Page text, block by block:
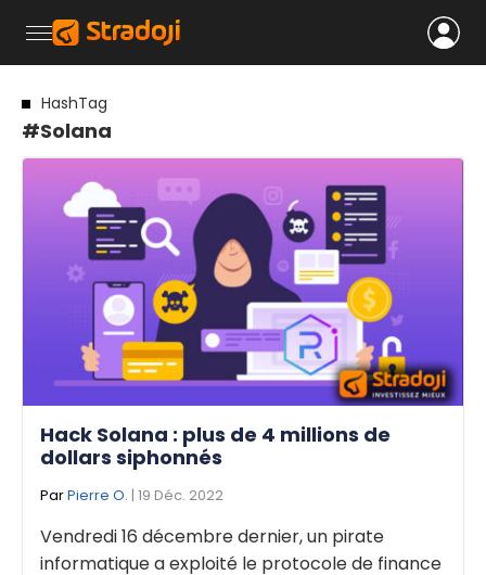
HashTag
#Solana
Hack Solana : plus de 4 millions de
dollars siphonnés
ParPierre O. | 19 Déc. 2022
Vendredi 16 décembre dernier, un pirate
informatique a exploité le protocole de finance